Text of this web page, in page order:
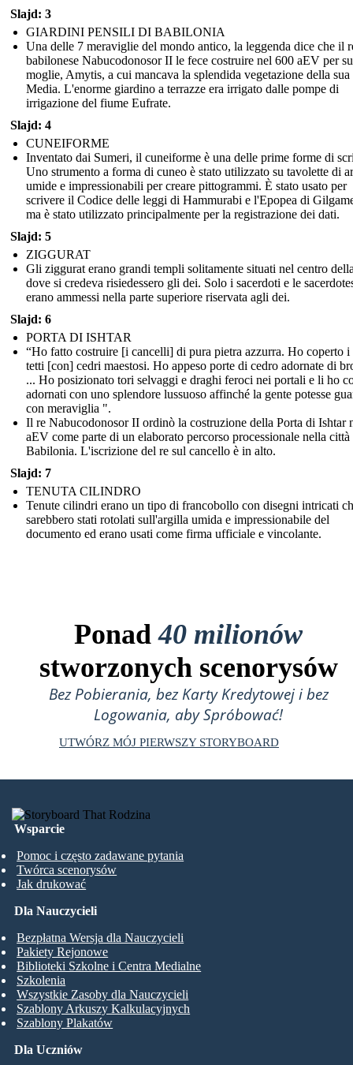
Slajd: 3
GIARDINI PENSILI DI BABILONIA
Una delle 7 meraviglie del mondo antico, la leggenda dice che il
babilonese Nabucodonosor II le fece costruire nel 600 aEV per
moglie, Amytis, a cui mancava la splendida vegetazione della sua
Media. L'enorme giardino a terrazze era irrigato dalle pompe di
irrigazione del fiume Eufrate.
Slajd: 4
CUNEIFORME
Inventato dai Sumeri, il cuneiforme è una delle prime forme di
Uno strumento a forma di cuneo è stato utilizzato su tavolette di
umide e impressionabili per creare pittogrammi. È stato usato per
scrivere il Codice delle leggi di Hammurabi e l'Epopea di
ma è stato utilizzato principalmente per la registrazione dei dati.
Slajd: 5
ZIGGURAT
Gli ziggurat erano grandi templi solitamente situati nel centro
dove si credeva risiedessero gli dei. Solo i sacerdoti e le
erano ammessi nella parte superiore riservata agli dei.
Slajd: 6
PORTA DI ISHTAR
“Ho fatto costruire [i cancelli] di pura pietra azzurra. Ho coperto
tetti [con] cedri maestosi. Ho appeso porte di cedro adornate di
... Ho posizionato tori selvaggi e draghi feroci nei portali e li ho
adornati con uno splendore lussuoso affinché la gente potesse
con meraviglia ".
Il re Nabucodonosor II ordinò la costruzione della Porta di Ishtar
aEV come parte di un elaborato percorso processionale nella città
Babilonia. L'iscrizione del re sul cancello è in alto.
Slajd: 7
TENUTA CILINDRO
Tenute cilindri erano un tipo di francobollo con disegni intricati
sarebbero stati rotolati sull'argilla umida e impressionabile del
documento ed erano usati come firma ufficiale e vincolante.
Ponad40 milionów
stworzonych scenorysów
Bez Pobierania, bez Karty Kredytowej i bez
Logowania, aby Spróbować!
UTWÓRZ MÓJ PIERWSZY STORYBOARD
Wsparcie
Pomoc i często zadawane pytania
Twórca scenorysów
Jak drukować
Dla Uczniów
Dla Nauczycieli
Bezpłatna Wersja dla Nauczycieli
Pakiety Rejonowe
Biblioteki Szkolne i Centra Medialne
Szkolenia
Wszystkie Zasoby dla Nauczycieli
Szablony Arkuszy Kalkulacyjnych
Szablony Plakatów